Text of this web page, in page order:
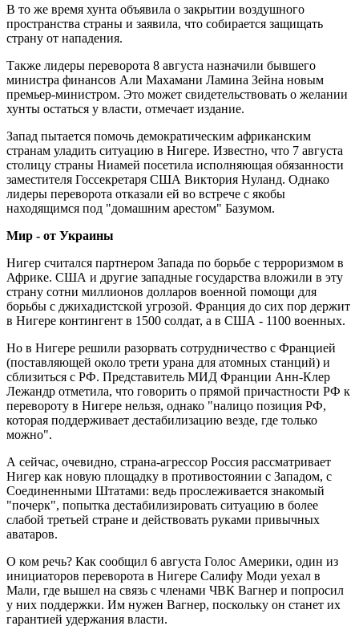
В то же время хунта объявила о закрытии воздушного
пространства страны и заявила, что собирается защищать
страну от нападения.
Также лидеры переворота 8 августа назначили бывшего
министра финансов Али Махамани Ламина Зейна новым
премьер-министром. Это может свидетельствовать о желании
хунты остаться у власти, отмечает издание.
Запад пытается помочь демократическим африканским
странам уладить ситуацию в Нигере. Известно, что 7 августа
столицу страны Ниамей посетила исполняющая обязанности
заместителя Госсекретаря США Виктория Нуланд. Однако
лидеры переворота отказали ей во встрече с якобы
находящимся под "домашним арестом" Базумом.
Мир - от Украины
Нигер считался партнером Запада по борьбе с терроризмом в
Африке. США и другие западные государства вложили в эту
страну сотни миллионов долларов военной помощи для
борьбы с джихадистской угрозой. Франция до сих пор держит
в Нигере контингент в 1500 солдат, а в США - 1100 военных.
Но в Нигере решили разорвать сотрудничество с Францией
(поставляющей около трети урана для атомных станций) и
сблизиться с РФ. Представитель МИД Франции Анн-Клер
Лежандр отметила, что говорить о прямой причастности РФ к
перевороту в Нигере нельзя, однако "налицо позиция РФ,
которая поддерживает дестабилизацию везде, где только
можно".
А сейчас, очевидно, страна-агрессор Россия рассматривает
Нигер как новую площадку в противостоянии с Западом, с
Соединенными Штатами: ведь прослеживается знакомый
"почерк", попытка дестабилизировать ситуацию в более
слабой третьей стране и действовать руками привычных
аватаров.
О ком речь? Как сообщил 6 августа Голос Америки, один из
инициаторов переворота в Нигере Салифу Моди уехал в
Мали, где вышел на связь с членами ЧВК Вагнер и попросил
у них поддержки. Им нужен Вагнер, поскольку он станет их
гарантией удержания власти.